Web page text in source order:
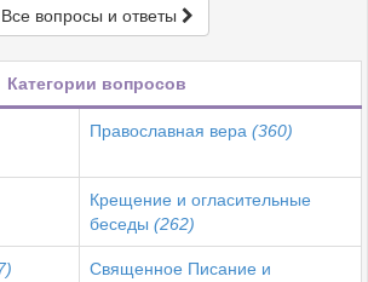
Все вопросы и ответы
Категории вопросов
Православная вера (360)
Крещение и огласительные
беседы (262)
Священное Писание и